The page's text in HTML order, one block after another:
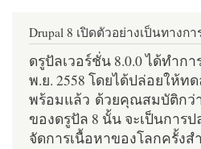
Drupal 8 เปิดตัวอย่างเป็นทางกา
ดรูปัลเวอร์ชั่น 8.0.0 ได้ทำก
พ.ย. 2558 โดยได้ปล่อยให้ท
พร้อมแล้ว ด้วยคุณสมบัติกว่
ของดรูปัล 8 นั้น จะเป็นการป
จัดการเนื้อหาของโลกครั้ง